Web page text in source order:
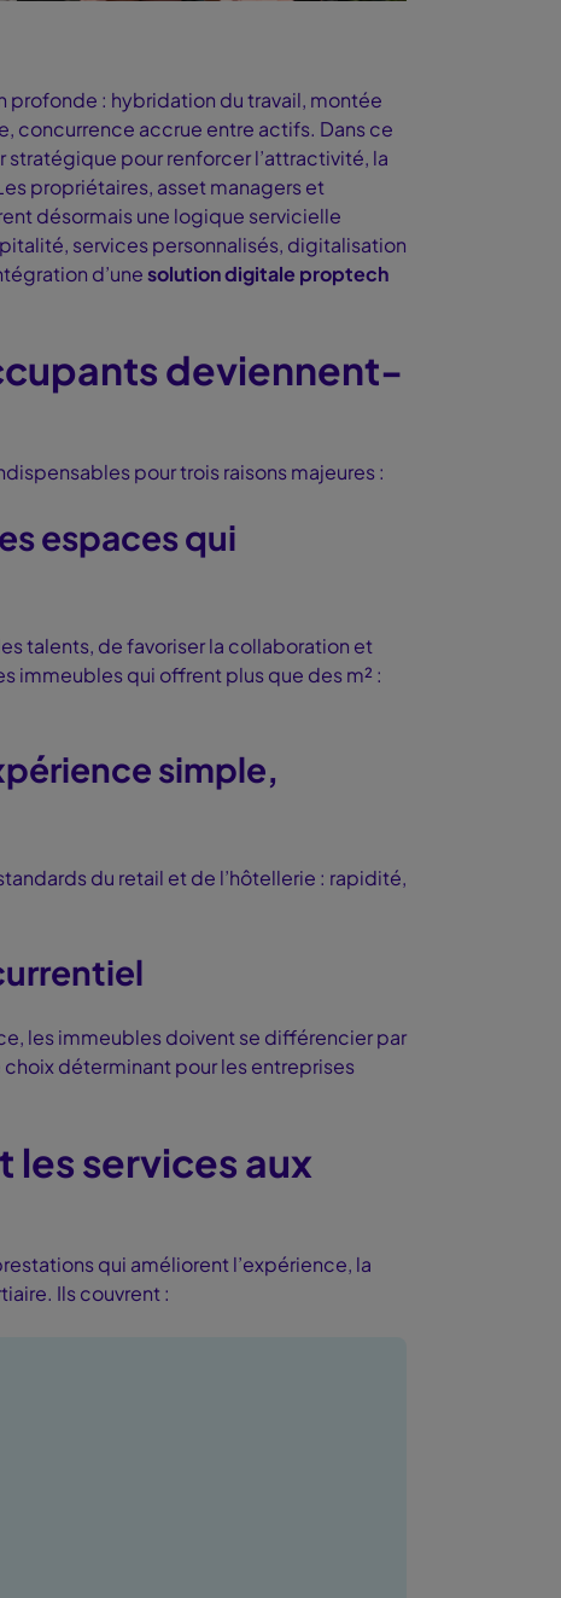
profonde : hybridation du travail, montée
concurrence accrue entre actifs. Dans ce
stratégique pour renforcer l’attractivité, la
propriétaires, asset managers et
désormais une logique servicielle
services personnalisés, digitalisation
d’unesolution digitale proptech
deviennent-
pour trois raisons majeures :
espaces qui
talents, de favoriser la collaboration et
immeubles qui offrent plus que des m² :
simple,
du retail et de l’hôtellerie : rapidité,
les immeubles doivent se différencier par
déterminant pour les entreprises
services aux
qui améliorent l’expérience, la
Ils couvrent :